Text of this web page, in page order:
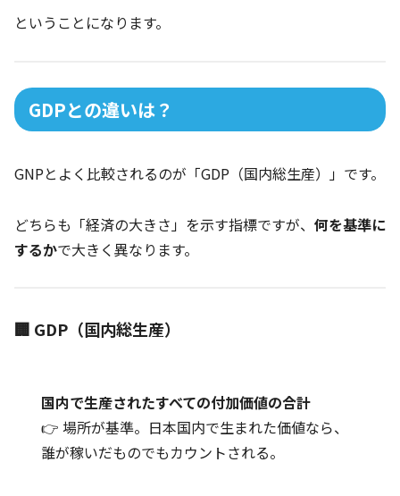
ということになります。
GDPとの違いは？
GNPとよく比較されるのが「GDP（国内総生産）」です。
どちらも「経済の大きさ」を示す指標ですが、 何を基準に
するかで大きく異なります。
🏢 GDP（国内総生産）
国内で生産されたすべての付加価値の合計
👉 場所が基準。日本国内で生まれた価値なら、
誰が稼いだものでもカウントされる。